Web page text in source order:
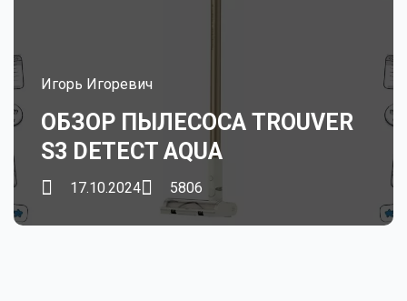
Игорь Игоревич
ОБЗОР ПЫЛЕСОСА TROUVER
S3 DETECT AQUA
17.10.2024 5806